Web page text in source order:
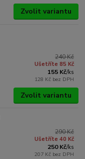
Zvolit variantu
240 Kč
Ušetříte 85 Kč
155 Kč/ks
128 Kč bez DPH
Zvolit variantu
290 Kč
Ušetříte 40 Kč
250 Kč/ks
207 Kč bez DPH